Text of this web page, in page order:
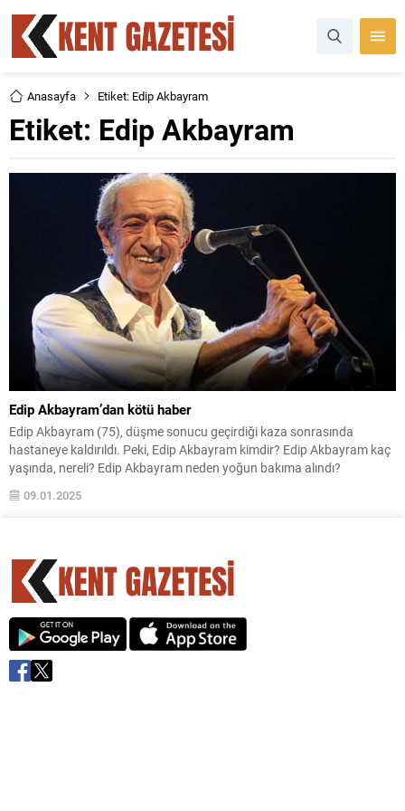
Anasayfa Etiket: Edip Akbayram
Etiket: Edip Akbayram
Edip Akbayram’dan kötü haber
Edip Akbayram (75), düşme sonucu geçirdiği kaza sonrasında
hastaneye kaldırıldı. Peki, Edip Akbayram kimdir? Edip Akbayram kaç
yaşında, nereli? Edip Akbayram neden yoğun bakıma alındı?
09.01.2025